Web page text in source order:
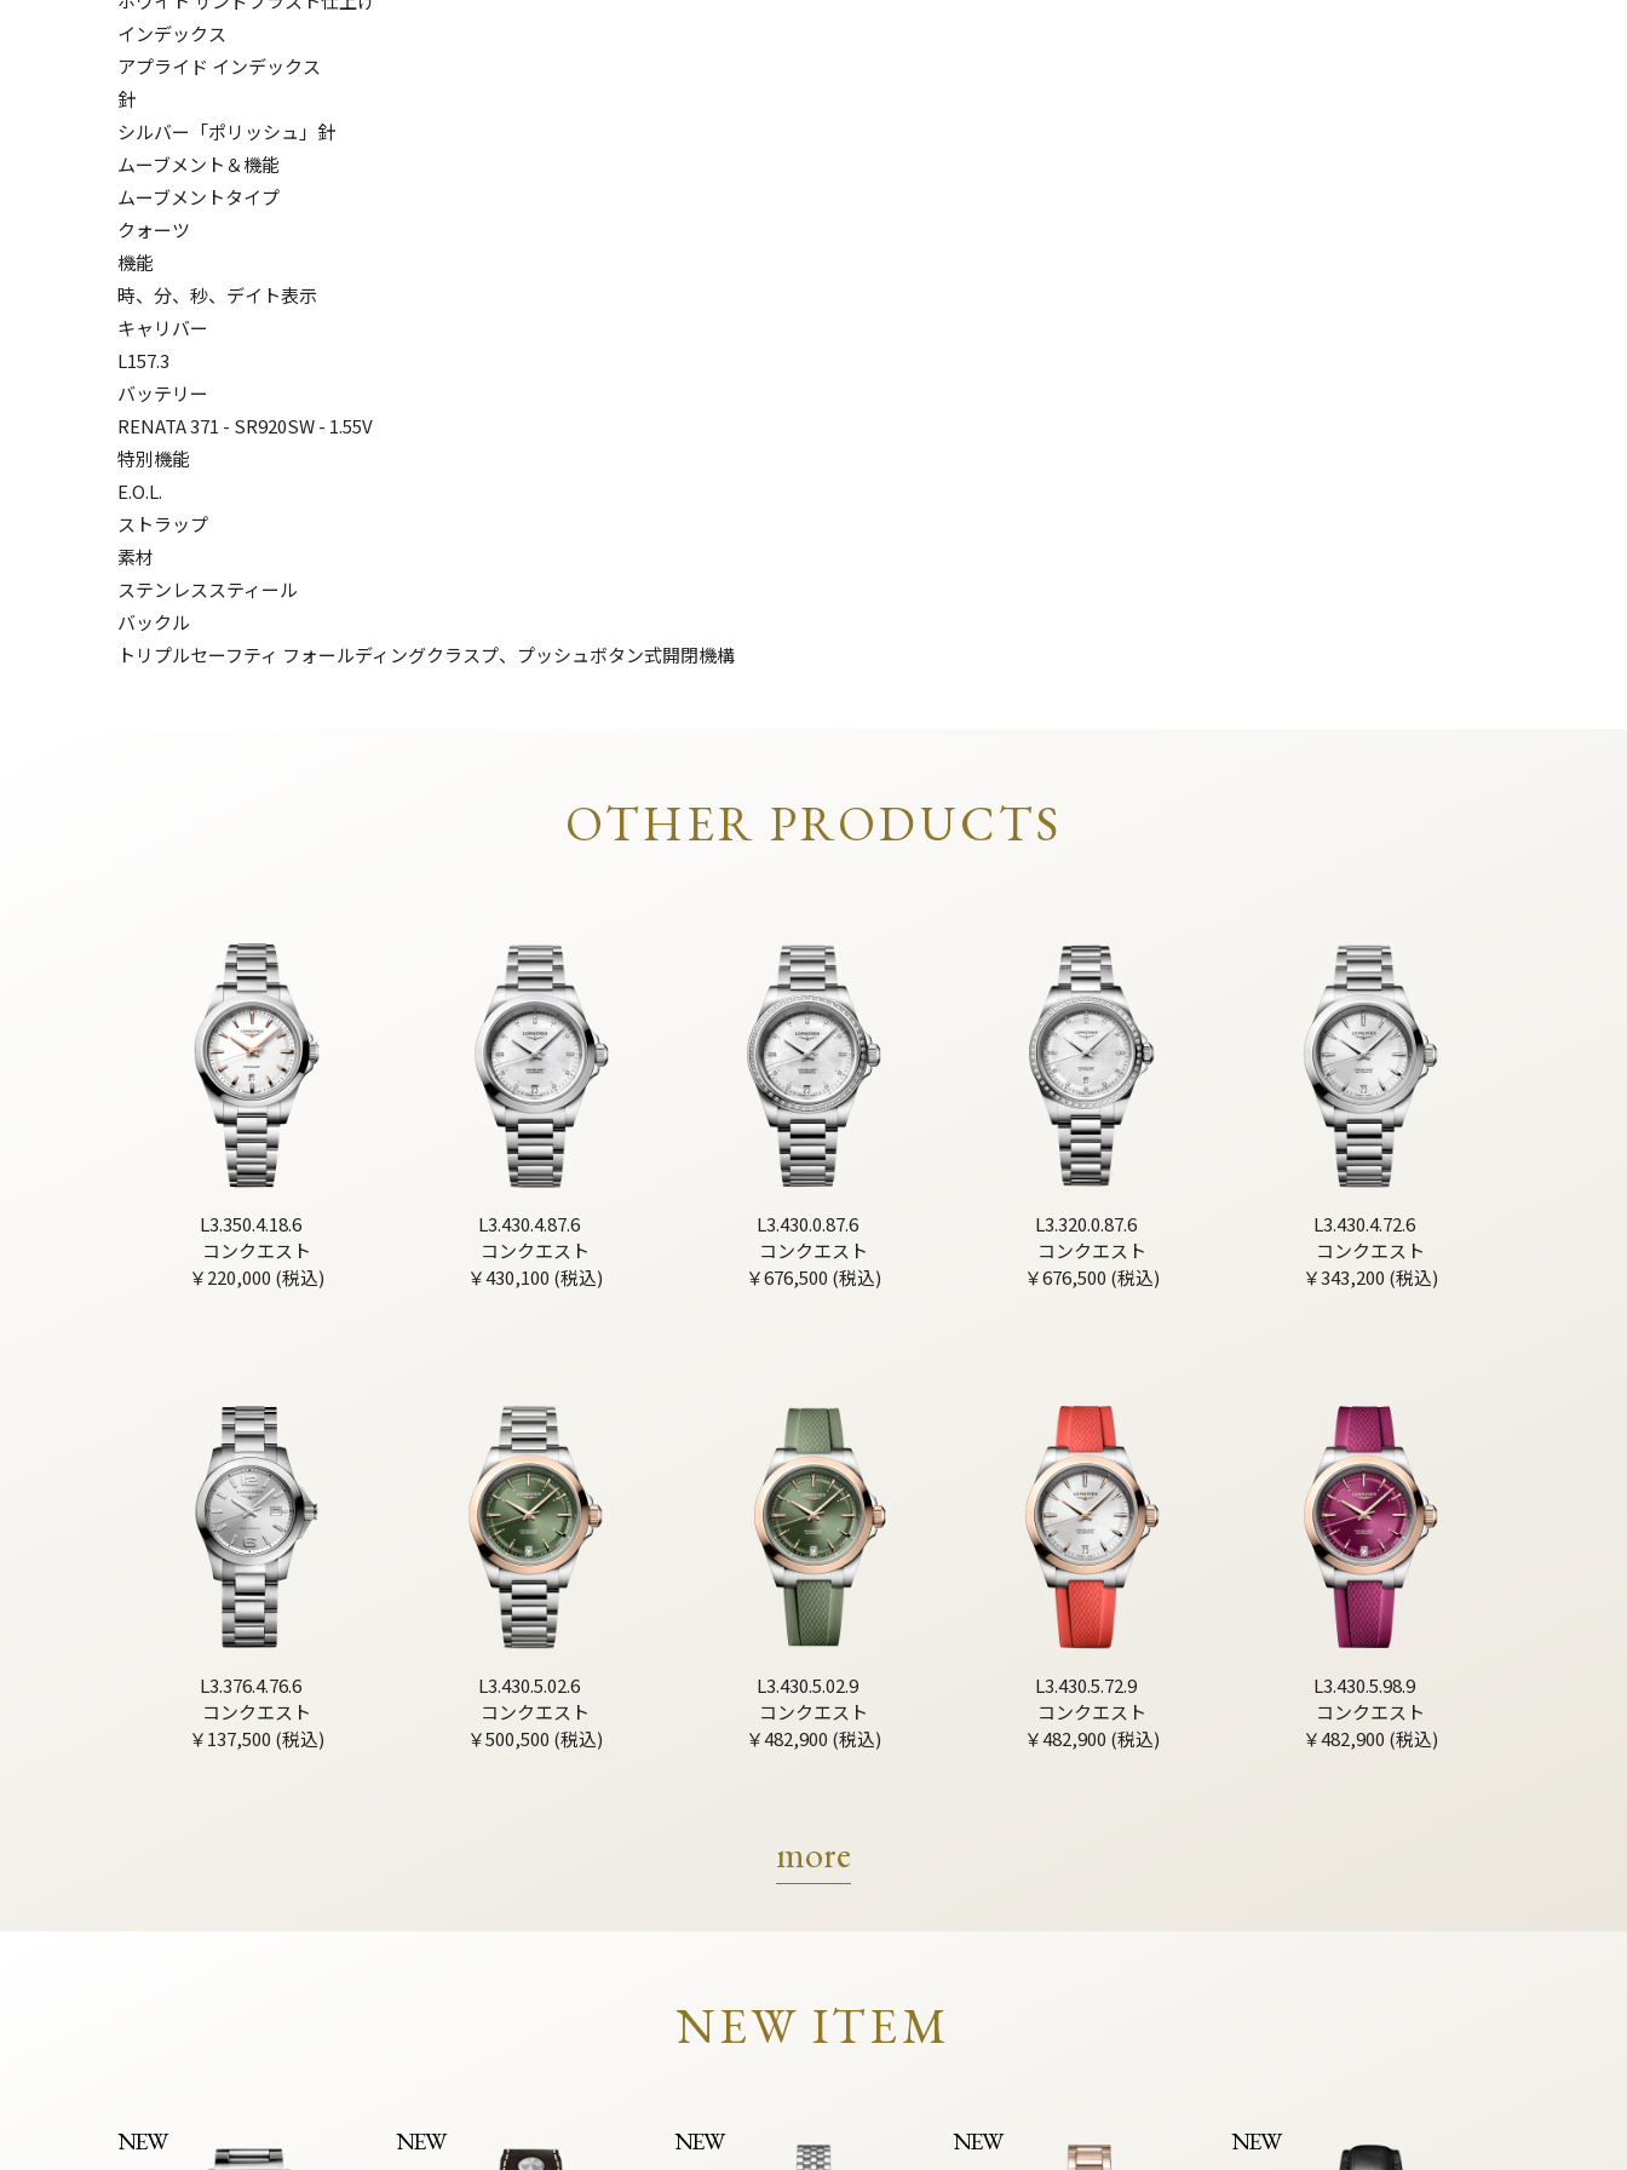
インデックス
アプライド インデックス
針
シルバー「ポリッシュ」針
ムーブメント＆機能
ムーブメントタイプ
クォーツ
機能
時、分、秒、デイト表示
キャリバー
L157.3
バッテリー
RENATA 371 - SR920SW - 1.55V
特別機能
E.O.L.
ストラップ
素材
ステンレススティール
バックル
トリプルセーフティ フォールディングクラスプ、プッシュボタン式開閉機構
OTHER PRODUCTS
L3.350.4.18.6
コンクエスト
￥220,000 (税込)
L3.430.4.87.6
コンクエスト
￥430,100 (税込)
L3.430.0.87.6
コンクエスト
￥676,500 (税込)
L3.320.0.87.6
コンクエスト
￥676,500 (税込)
L3.430.4.72.6
コンクエスト
￥343,200 (税込)
L3.376.4.76.6
コンクエスト
￥137,500 (税込)
L3.430.5.02.6
コンクエスト
￥500,500 (税込)
L3.430.5.02.9
コンクエスト
￥482,900 (税込)
L3.430.5.72.9
コンクエスト
￥482,900 (税込)
L3.430.5.98.9
コンクエスト
￥482,900 (税込)
more
NEW ITEM
NEW NEW NEW NEW NEW